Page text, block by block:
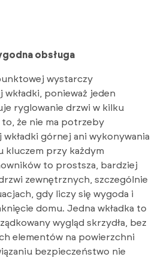
obsługa
wystarczy
wkładki, ponieważ jeden
ryglowanie drzwi w kilku
to, że nie ma potrzeby
górnej ani wykonywania
kluczem przy każdym
to prostsza, bardziej
zewnętrznych, szczególnie
gdy liczy się wygoda i
domu. Jedna wkładka to
wygląd skrzydła, bez
elementów na powierzchni
bezpieczeństwo nie